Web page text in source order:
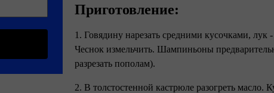
Приготовление: ⠀
1. Говядину нарезать средними кусочками,
Чеснок измельчить. Шампиньоны
разрезать пополам).
2. В толстостенной кастрюле разогреть